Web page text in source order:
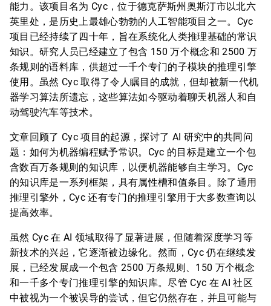
能力。该项目名为 Cyc，位于德克萨斯州奥斯汀市以北六
英里处，是历史上最雄心勃勃的人工智能项目之一。Cyc
项目已经持续了四十年，旨在系统化人类推理基础的常识
知识。研究人员已经建立了包含 150 万个概念和 2500 万
条规则的语料库，供超过一千个专门的子模块的推理引擎
使用。虽然 Cyc 取得了令人瞩目的成就，但却被新一代机
器学习算法所遗忘，这些算法如今驱动着聊天机器人和自
动驾驶汽车等技术。
文章回顾了 Cyc 项目的起源，探讨了 AI 研究中的共同问
题：如何为机器编程赋予常识。Cyc 的目标是建立一个包
含数百万条规则的知识库，以便机器能够自主学习。Cyc
的知识库是一系列框架，具有属性槽和值条目。除了通用
推理引擎外，Cyc 还有专门的推理引擎用于大多数查询以
提高效率。
虽然 Cyc 在 AI 领域取得了显著进展，但随着深度学习等
新技术的兴起，它逐渐被边缘化。然而，Cyc 仍在继续发
展，已经发展成一个包含 2500 万条规则、150 万个概念
和一千多个专门推理引擎的知识库。尽管 Cyc 在 AI 社区
中被视为一个被误导的尝试，但它仍然存在，并且可能与